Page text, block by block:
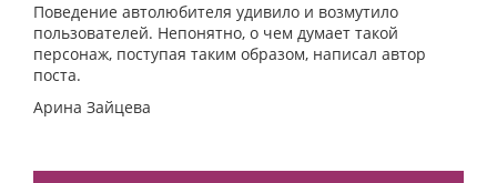
Поведение автолюбителя удивило и возмутило
пользователей. Непонятно, о чем думает такой
персонаж, поступая таким образом, написал автор
поста.
Арина Зайцева